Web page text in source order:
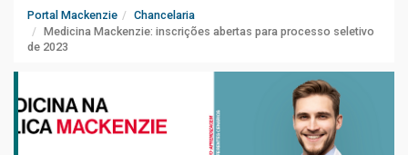
Portal Mackenzie
Chancelaria
Medicina Mackenzie: inscrições abertas para processo seletivo
de 2023